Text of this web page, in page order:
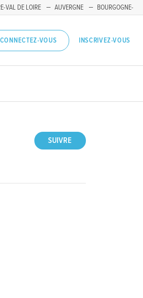
VAL DE LOIRE AUVERGNE
BOURGOGNE-
CONNECTEZ-VOUS INSCRIVEZ-VOUS
SUIVRE